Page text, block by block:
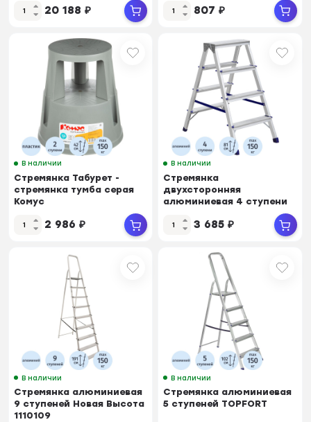
20 188 ₽ 807 ₽
В наличии
Стремянка Табурет -
стремянка тумба серая
Комус
2 986 ₽
В наличии
Стремянка
двухсторонняя
алюминиевая 4 ступени
3 685 ₽
В наличии
Стремянка алюминиевая
9 ступеней Новая Высота
1110109
В наличии
Стремянка алюминиевая
5 ступеней TOPFORT